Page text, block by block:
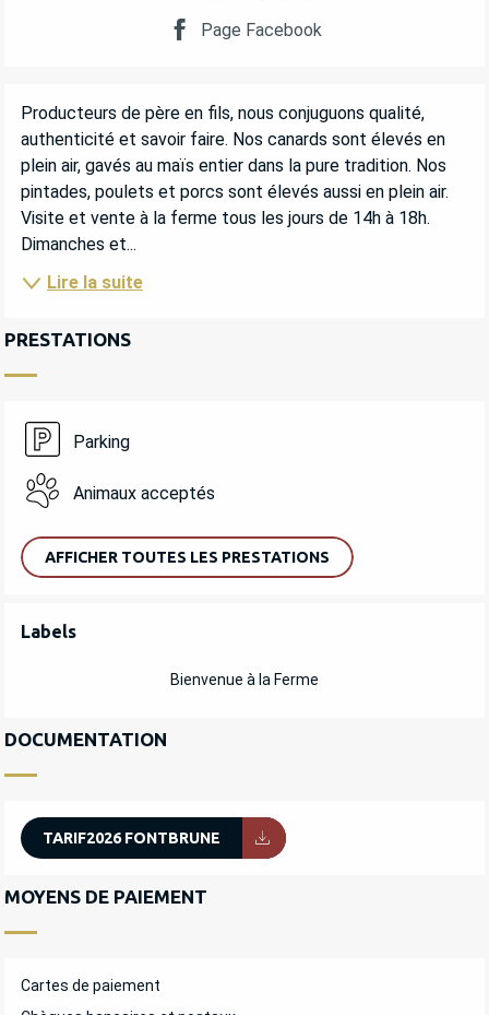
Page Facebook
DESCRIPTION
Producteurs de père en fils, nous conjuguons qualité,
authenticité et savoir faire. Nos canards sont élevés en
plein air, gavés au maïs entier dans la pure tradition. Nos
pintades, poulets et porcs sont élevés aussi en plein air.
Visite et vente à la ferme tous les jours de 14h à 18h.
Dimanches et...
Lire la suite
PRESTATIONS
Parking
Animaux acceptés
AFFICHER TOUTES LES PRESTATIONS
OFFRES DE PRESTATIONS
Labels
Labels
Bienvenue à la Ferme
DOCUMENTATION
TARIF2026 FONTBRUNE
MOYENS DE PAIEMENT
Cartes de paiement